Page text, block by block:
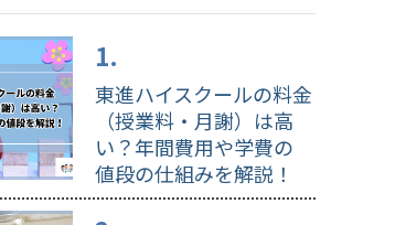
東進ハイスクールの料金
（授業料・月謝）は高
い？年間費用や学費の
値段の仕組みを解説！